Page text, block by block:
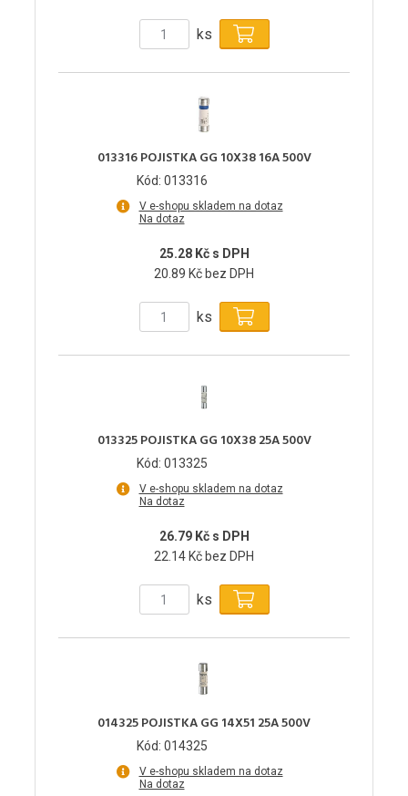
ks
013316 POJISTKA GG 10X38 16A 500V
Kód: 013316
V e-shopu skladem na dotaz
Na dotaz
25.28 Kč s DPH
20.89 Kč bez DPH
ks
013325 POJISTKA GG 10X38 25A 500V
Kód: 013325
V e-shopu skladem na dotaz
Na dotaz
26.79 Kč s DPH
22.14 Kč bez DPH
ks
014325 POJISTKA GG 14X51 25A 500V
Kód: 014325
V e-shopu skladem na dotaz
Na dotaz